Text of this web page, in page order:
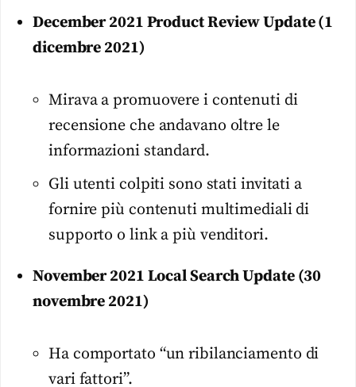
December 2021 Product Review Update (1
dicembre 2021)
Mirava a promuovere i contenuti di
recensione che andavano oltre le
informazioni standard.
Gli utenti colpiti sono stati invitati a
fornire più contenuti multimediali di
supporto o link a più venditori.
November 2021 Local Search Update (30
novembre 2021)
Ha comportato “un ribilanciamento di
vari fattori”.